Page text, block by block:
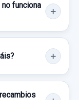
funciona